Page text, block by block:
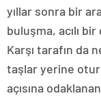
yıllar sonra bir
buluşma, acılı
Karşı tarafın da
taşlar yerine
açısına